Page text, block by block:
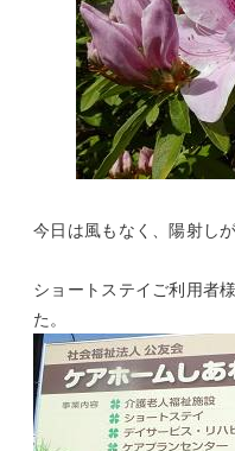
今日は風もなく、陽射し
ショートステイご利用者
た。